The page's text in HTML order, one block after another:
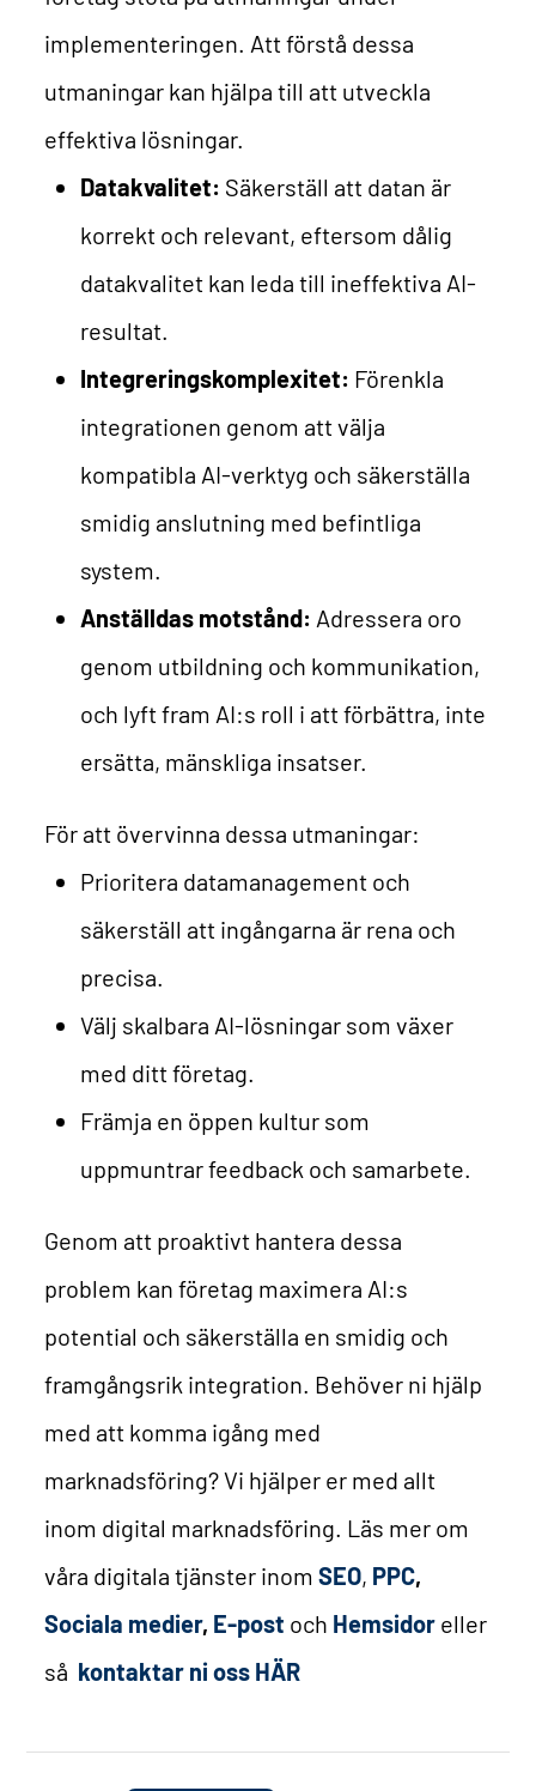
implementeringen. Att förstå dessa
utmaningar kan hjälpa till att utveckla
effektiva lösningar.
Datakvalitet: Säkerställ att datan är
korrekt och relevant, eftersom dålig
datakvalitet kan leda till ineffektiva AI-
resultat.
Integreringskomplexitet: Förenkla
integrationen genom att välja
kompatibla AI-verktyg och säkerställa
smidig anslutning med befintliga
system.
Anställdas motstånd: Adressera oro
genom utbildning och kommunikation,
och lyft fram AI:s roll i att förbättra, inte
ersätta, mänskliga insatser.
För att övervinna dessa utmaningar:
Prioritera datamanagement och
säkerställ att ingångarna är rena och
precisa.
Välj skalbara AI-lösningar som växer
med ditt företag.
Främja en öppen kultur som
uppmuntrar feedback och samarbete.
Genom att proaktivt hantera dessa
problem kan företag maximera AI:s
potential och säkerställa en smidig och
framgångsrik integration. Behöver ni hjälp
med att komma igång med
marknadsföring? Vi hjälper er med allt
inom digital marknadsföring. Läs mer om
våra digitala tjänster inomSEO, PPC,
Sociala medier, E-post och Hemsidor eller
så kontaktar ni oss HÄR